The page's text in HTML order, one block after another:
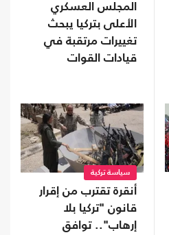
المجلس العسكري
الأعلى بتركيا يبحث
تغييرات مرتقبة في
قيادات القوات
سياسة تركية
أنقرة تقترب من إقرار
قانون "تركيا بلا
إرهاب".. توافق